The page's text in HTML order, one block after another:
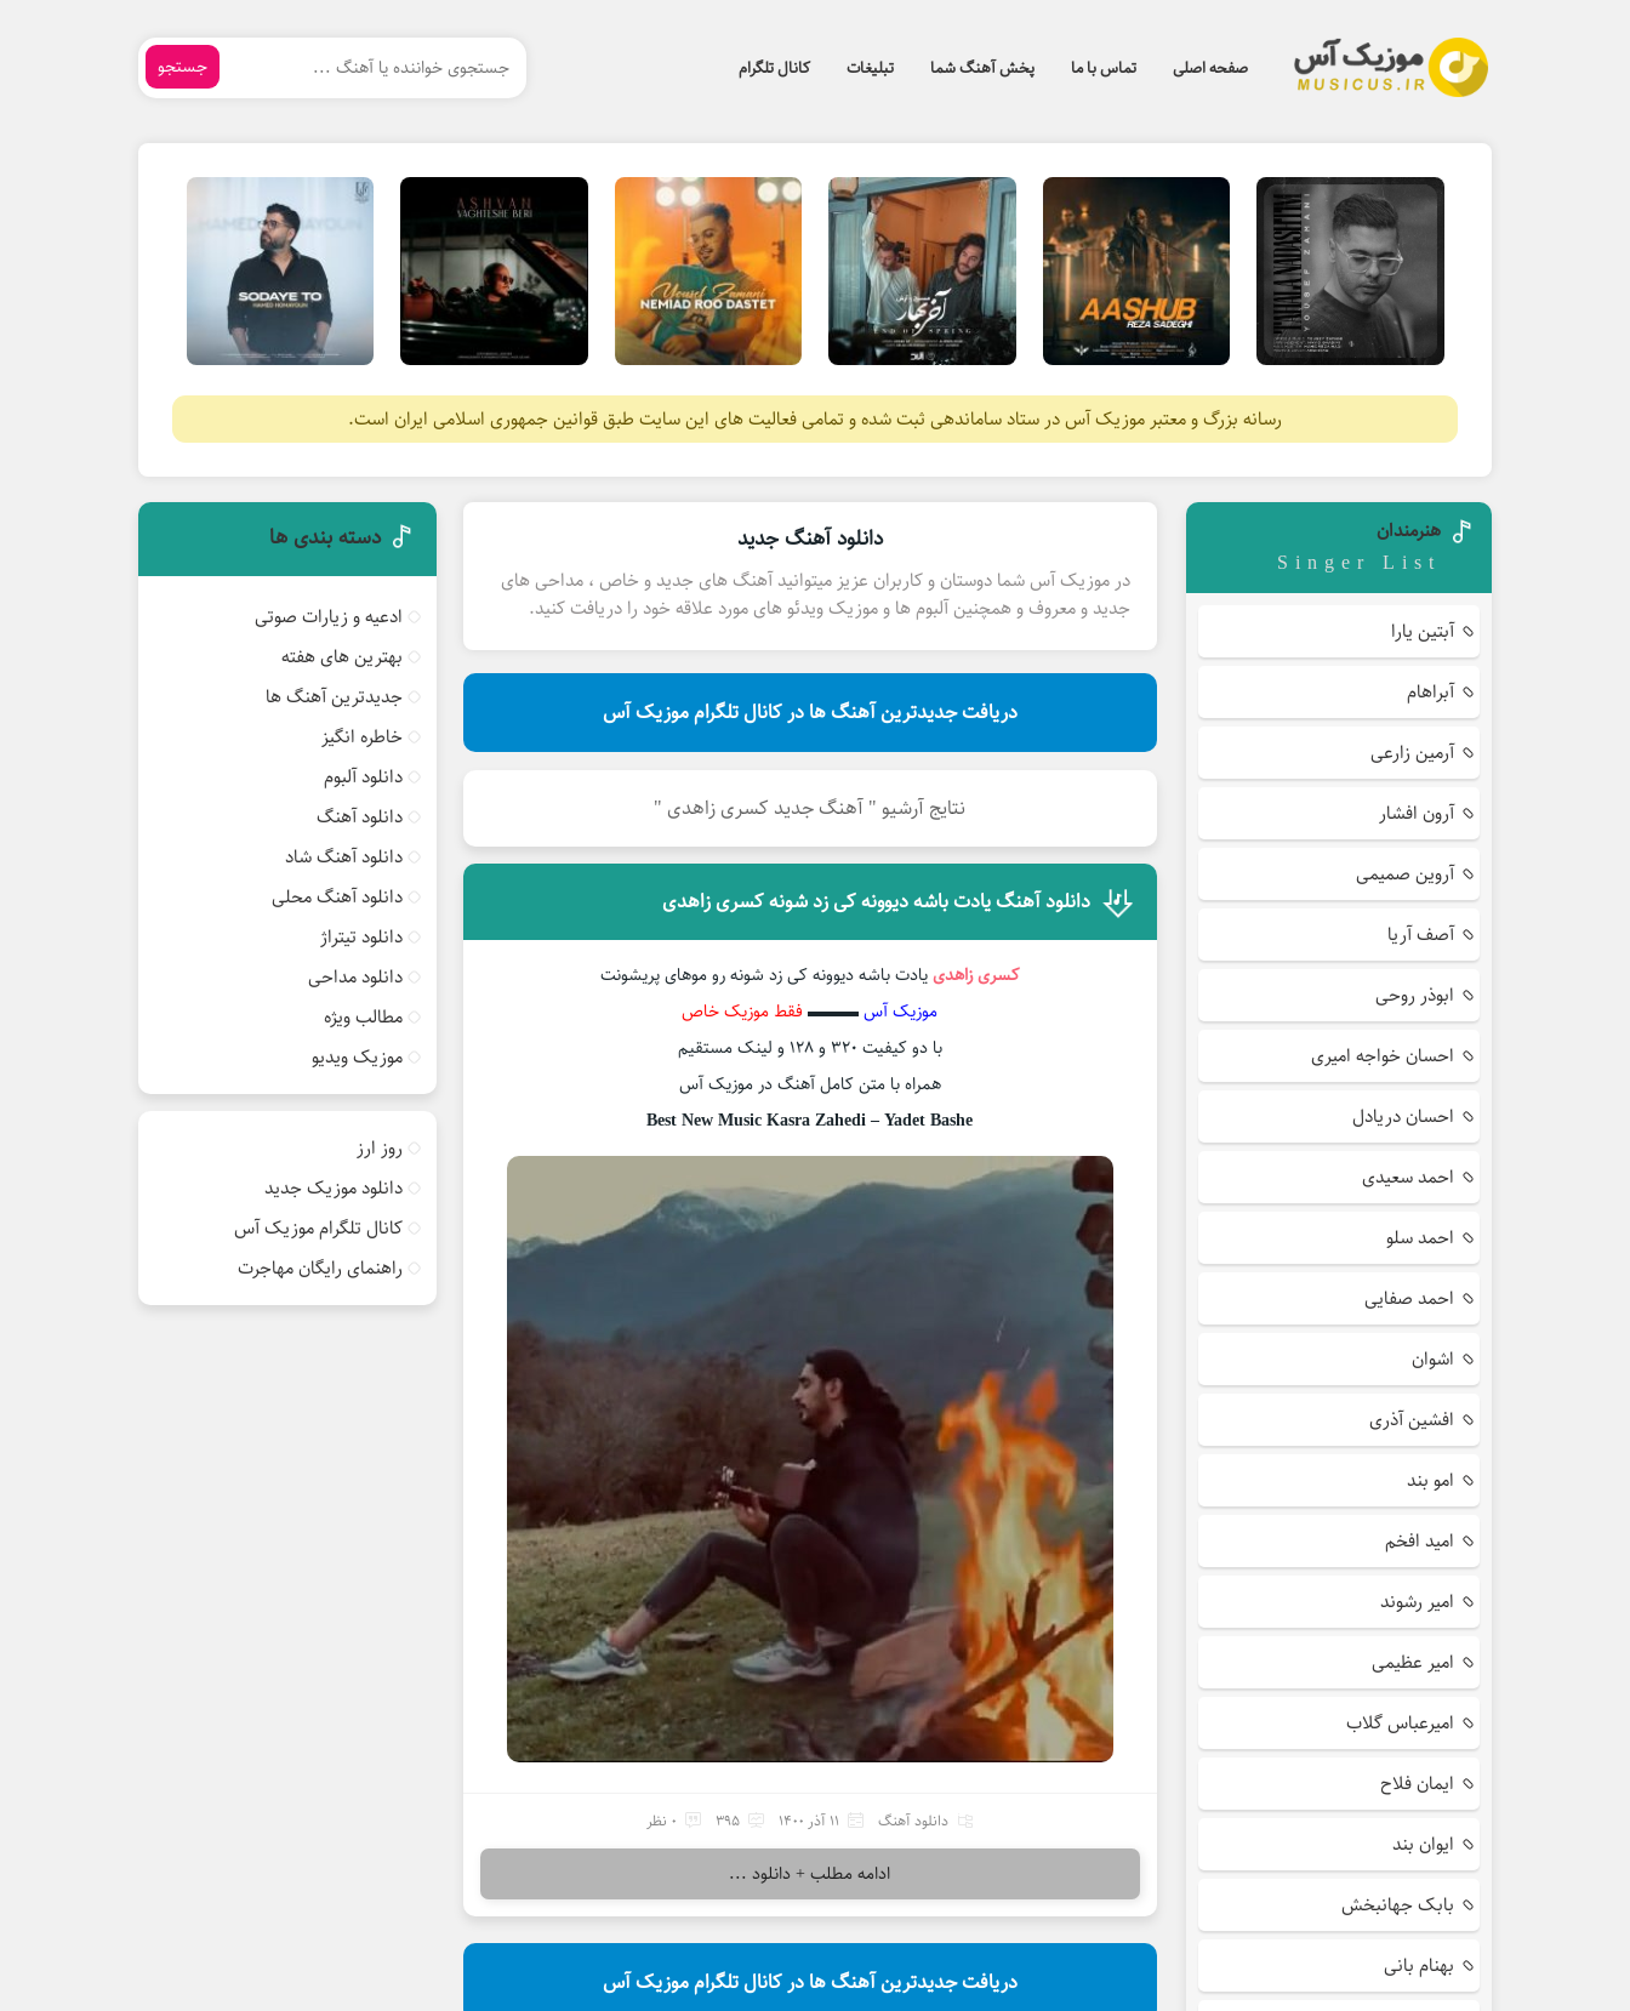
صفحه اصلی تماس با ما پخش آهنگ شما تبلیغات کانال تلگرام جستجو
رسانه بزرگ و معتبر موزیک آس در ستاد ساماندهی ثبت شده و تمامی فعالیت های این سایت طبق قوانین جمهوری اسلامی ایران است.
دانلود آهنگ جدید
در موزیک آس شما دوستان و کاربران عزیز میتوانید آهنگ های جدید و خاص ، مداحی های
جدید و معروف و همچنین آلبوم ها و موزیک ویدئو های مورد علاقه خود را دریافت کنید.
دریافت جدیدترین آهنگ ها در کانال تلگرام موزیک آس
نتایج آرشیو " آهنگ جدید کسری زاهدی "
دانلود آهنگ یادت باشه دیوونه کی زد شونه کسری زاهدی
کسری زاهدییادت باشه دیوونه کی زد شونه رو موهای پریشونت
موزیک آس▬▬▬ فقط موزیک خاص
با دو کیفیت ۳۲۰ و ۱۲۸ و لینک مستقیم
همراه با متن کامل آهنگ در موزیک آس
Best New Music Kasra Zahedi – Yadet Bashe
دانلود آهنگ 11 آذر 1400 395 0 نظر
ادامه مطلب + دانلود ...
دریافت جدیدترین آهنگ ها در کانال تلگرام موزیک آس
هنرمندان
Singer List
آبتین یارا
آبراهام
آرمین زارعی
آرون افشار
آروین صمیمی
آصف آریا
ابوذر روحی
احسان خواجه امیری
احسان دریادل
احمد سعیدی
احمد سلو
احمد صفایی
اشوان
افشین آذری
امو بند
امید افخم
امیر رشوند
امیر عظیمی
امیرعباس گلاب
ایمان فلاح
ایوان بند
بابک جهانبخش
بهنام بانی
دسته بندی ها
ادعیه و زیارات صوتی
بهترین های هفته
جدیدترین آهنگ ها
خاطره انگیز
دانلود آلبوم
دانلود آهنگ
دانلود آهنگ شاد
دانلود آهنگ محلی
دانلود تیتراژ
دانلود مداحی
مطالب ویژه
موزیک ویدیو
روز ارز
دانلود موزیک جدید
کانال تلگرام موزیک آس
راهنمای رایگان مهاجرت